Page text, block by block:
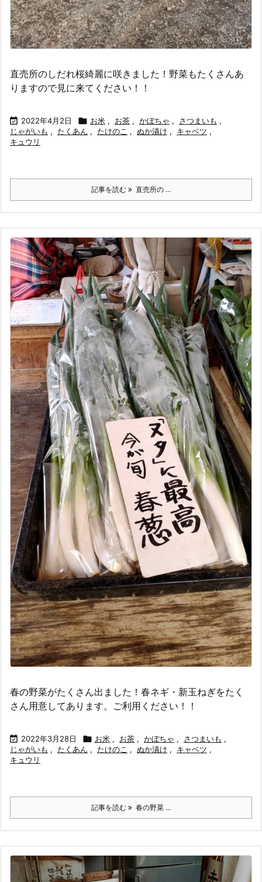
直売所のしだれ桜綺麗に咲きました！野菜もたくさんあ
りますので見に来てください！！
 2022年4月2日  お米 , お茶 , かぼちゃ , さつまいも ,
じゃがいも , たくあん , たけのこ , ぬか漬け , キャベツ ,
キュウリ
記事を読む 直売所の ...
春の野菜がたくさん出ました！春ネギ・新玉ねぎをたく
さん用意してあります。ご利用ください！！
 2022年3月28日  お米 , お茶 , かぼちゃ , さつまいも ,
じゃがいも , たくあん , たけのこ , ぬか漬け , キャベツ ,
キュウリ
記事を読む 春の野菜 ...